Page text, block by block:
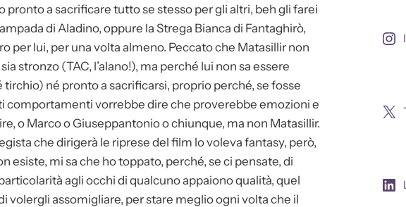
pronto a sacrificare tutto se stesso per gli altri, beh gli farei
di Aladino, oppure la Strega Bianca di Fantaghirò,
per lui, per una volta almeno. Peccato che Matasillir non
stronzo (TAC, l’alano!), ma perché lui non sa essere
né pronto a sacrificarsi, proprio perché, se fosse
comportamenti vorrebbe dire che proverebbe emozioni e
o Marco o Giuseppantonio o chiunque, ma non Matasillir.
che dirigerà le riprese del film lo voleva fantasy, però,
esiste, mi sa che ho toppato, perché, se ci pensate, di
agli occhi di qualcuno appaiono qualità, quel
volergli assomigliare, per stare meglio ogni volta che il